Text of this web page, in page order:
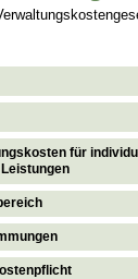
für